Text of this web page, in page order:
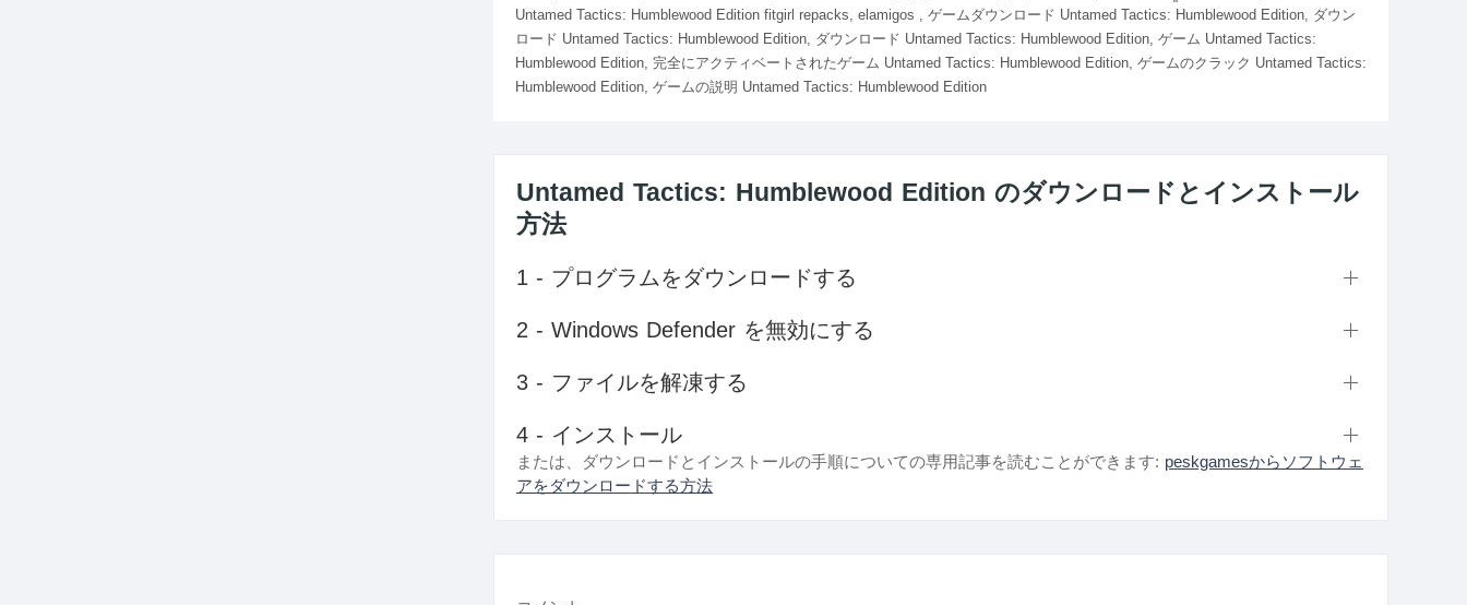
Untamed Tactics: Humblewood Edition fitgirl repacks, elamigos , ゲームダウンロード Untamed Tactics: Humblewood Edition, ダウン
ロード Untamed Tactics: Humblewood Edition, ダウンロード Untamed Tactics: Humblewood Edition, ゲーム Untamed Tactics:
Humblewood Edition, 完全にアクティベートされたゲーム Untamed Tactics: Humblewood Edition, ゲームのクラック Untamed Tactics:
Humblewood Edition, ゲームの説明 Untamed Tactics: Humblewood Edition
Untamed Tactics: Humblewood Edition のダウンロードとインストール
方法
1 - プログラムをダウンロードする
2 - Windows Defender を無効にする
3 - ファイルを解凍する
4 - インストール
または、ダウンロードとインストールの手順についての専用記事を読むことができます: peskgamesからソフトウェ
アをダウンロードする方法